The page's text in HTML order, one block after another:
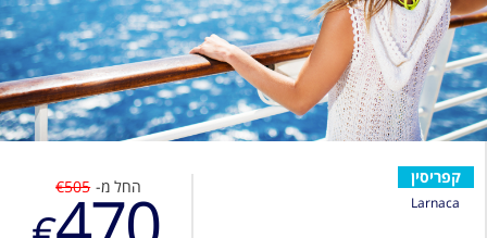
קפריסין
Larnaca
החל מ- €505